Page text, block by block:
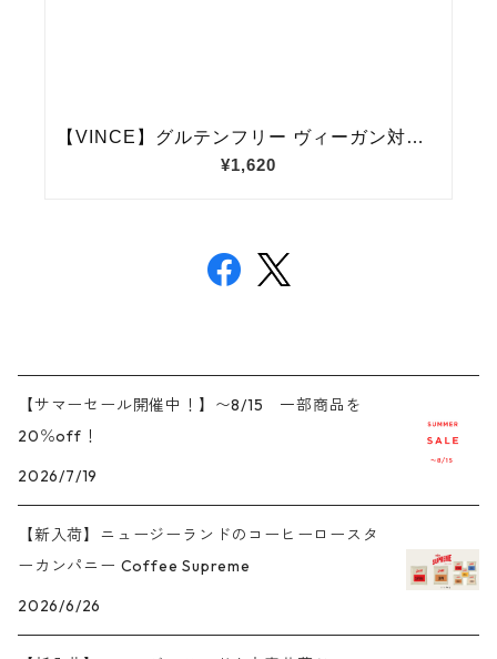
【サマーセール開催中！】〜8/15 一部商品を
20％off！
2026/7/19
【新入荷】ニュージーランドのコーヒーロースタ
ーカンパニー Coffee Supreme
2026/6/26